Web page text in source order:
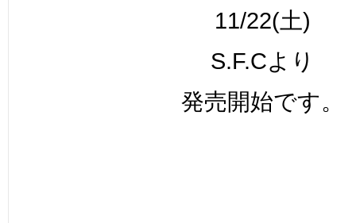
11/22(土)
S.F.Cより
発売開始です。